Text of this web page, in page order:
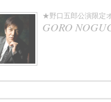
★野口五郎公演限定
GORO